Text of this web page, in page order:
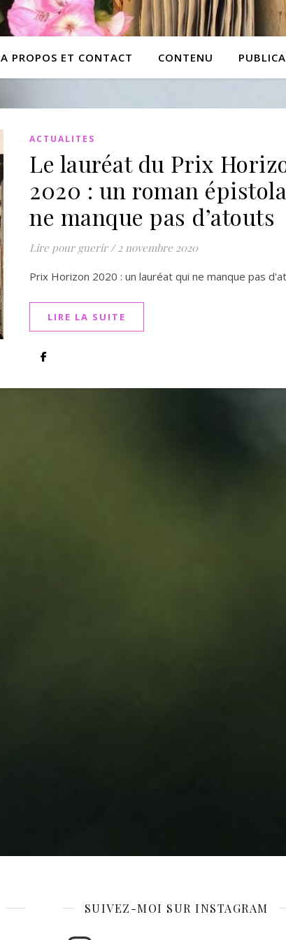
A PROPOS ET CONTACT CONTENU
ACTUALITES
Le lauréat du Prix
2020 : un roman
ne manque pas d’atouts
Lire pour guerir / 2 novembre 2020
Prix Horizon 2020 : un lauréat qui ne manque pas
LIRE LA SUITE
SUIVEZ-MOI SUR INSTAGRAM
Instagram